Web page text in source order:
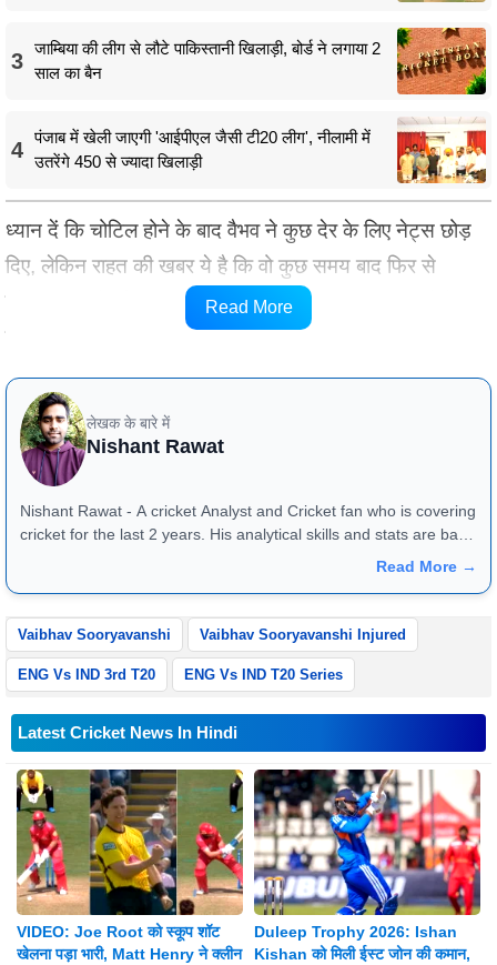
3
जाम्बिया की लीग से लौटे पाकिस्तानी खिलाड़ी, बोर्ड ने लगाया 2
साल का बैन
4
पंजाब में खेली जाएगी 'आईपीएल जैसी टी20 लीग', नीलामी में
उतरेंगे 450 से ज्यादा खिलाड़ी
ध्यान दें कि चोटिल होने के बाद वैभव ने कुछ देर के लिए नेट्स छोड़
दिए, लेकिन राहत की खबर ये है कि वो कुछ समय बाद फिर से
प्रैक्टिस करने लौट गए। आप नीचे इस पूरी घटना का वीडियो देख
Read More
लेखक के बारे में
Nishant Rawat
Nishant Rawat - A cricket Analyst and Cricket fan who is covering
cricket for the last 2 years. His analytical skills and stats are bang
on and they reflect very well in match previews and articleRead More →
Vaibhav Sooryavanshi Vaibhav Sooryavanshi Injured
ENG Vs IND 3rd T20 ENG Vs IND T20 Series
Latest Cricket News In Hindi
VIDEO: Joe Root को स्कूप शॉट
खेलना पड़ा भारी, Matt Henry ने क्लीन
Duleep Trophy 2026: Ishan
Kishan को मिली ईस्ट जोन की कमान,